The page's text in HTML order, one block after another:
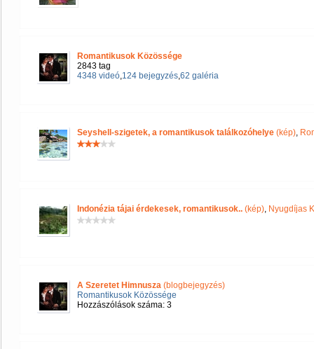
Romantikusok Közössége
2843 tag
4348 videó,124 bejegyzés,62 galéria
Seyshell-szigetek, a romantikusok találkozóhelye (kép),
Indonézia tájai érdekesek, romantikusok.. (kép), Nyugdíjas
A Szeretet Himnusza (blogbejegyzés)
Romantikusok Közössége
Hozzászólások száma: 3